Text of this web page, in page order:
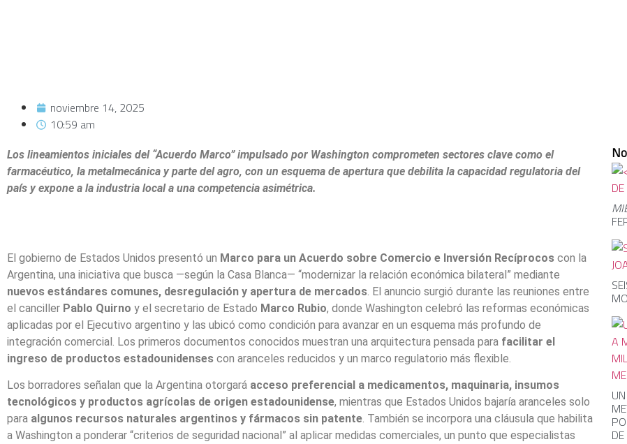
noviembre 14, 2025
10:59 am
Los lineamientos iniciales del “Acuerdo Marco” impulsado por Washington comprometen sectores clave como el
farmacéutico, la metalmecánica y parte del agro, con un esquema de apertura que debilita la capacidad regulatoria del
país y expone a la industria local a una competencia asimétrica.
El gobierno de Estados Unidos presentó un Marco para un Acuerdo sobre Comercio e Inversión Recíprocos con la
Argentina, una iniciativa que busca —según la Casa Blanca— “modernizar la relación económica bilateral” mediante
nuevos estándares comunes, desregulación y apertura de mercados. El anuncio surgió durante las reuniones entre
el canciller Pablo Quirno y el secretario de Estado Marco Rubio, donde Washington celebró las reformas económicas
aplicadas por el Ejecutivo argentino y las ubicó como condición para avanzar en un esquema más profundo de
integración comercial. Los primeros documentos conocidos muestran una arquitectura pensada para facilitar el
ingreso de productos estadounidenses con aranceles reducidos y un marco regulatorio más flexible.
Los borradores señalan que la Argentina otorgará acceso preferencial a medicamentos, maquinaria, insumos
tecnológicos y productos agrícolas de origen estadounidense, mientras que Estados Unidos bajaría aranceles solo
para algunos recursos naturales argentinos y fármacos sin patente. También se incorpora una cláusula que habilita
a Washington a ponderar “criterios de seguridad nacional” al aplicar medidas comerciales, un punto que especialistas